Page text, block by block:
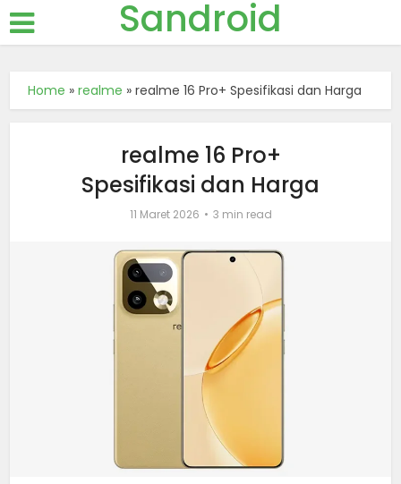
Sandroid
Home »realme »realme 16 Pro+ Spesifikasi dan Harga
realme 16 Pro+
Spesifikasi dan Harga
11 Maret 2026 3 min read